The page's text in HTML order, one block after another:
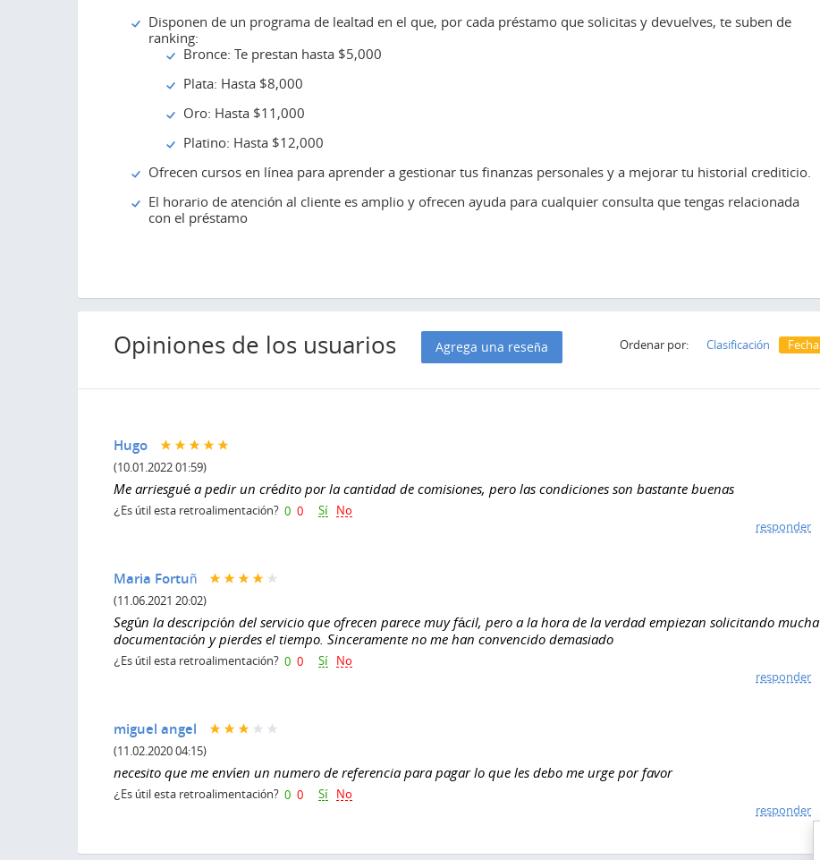
Disponen de un programa de lealtad en el que, por cada préstamo que solicitas y devuelves, te suben de
ranking:
Bronce: Te prestan hasta $5,000
Plata: Hasta $8,000
Oro: Hasta $11,000
Platino: Hasta $12,000
Ofrecen cursos en línea para aprender a gestionar tus finanzas personales y a mejorar tu historial crediticio.
El horario de atención al cliente es amplio y ofrecen ayuda para cualquier consulta que tengas relacionada
con el préstamo
Opiniones de los usuarios Agrega una reseña Ordenar por: Clasificación Fecha
Hugo
(10.01.2022 01:59)
Me arriesgué a pedir un crédito por la cantidad de comisiones, pero las condiciones son bastante buenas
¿Es útil esta retroalimentación? 0 0 Sí No
responder
Maria Fortuñ
(11.06.2021 20:02)
Según la descripción del servicio que ofrecen parece muy fácil, pero a la hora de la verdad empiezan solicitando mucha
documentación y pierdes el tiempo. Sinceramente no me han convencido demasiado
¿Es útil esta retroalimentación? 0 0 Sí No
responder
miguel angel
(11.02.2020 04:15)
necesito que me envíen un numero de referencia para pagar lo que les debo me urge por favor
¿Es útil esta retroalimentación? 0 0 Sí No
responder